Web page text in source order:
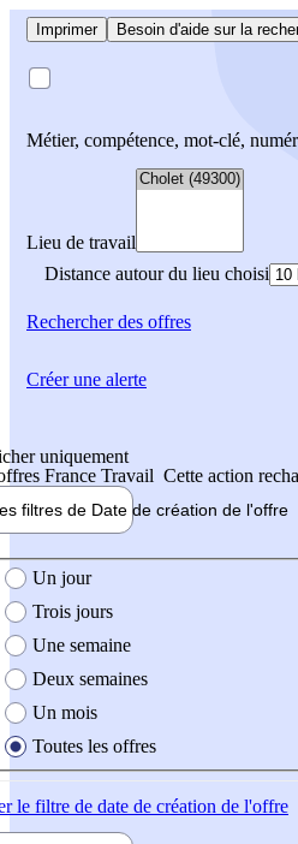
Imprimer Besoin d'aide sur la
Métier, compétence, mot-clé,
Lieu de travail
Distance autour du lieu choisi
Rechercherdes offres
uniquement
France Travail Cette action
filtres de Date de création de l'offre
création de l'offre
Un jour
Trois jours
Une semaine
Deux semaines
Un mois
Toutes les offres
le filtre de date de création de l'offre
Créer une alerte